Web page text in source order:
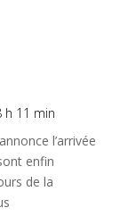
h 11 min
l’arrivée
enfin
de la